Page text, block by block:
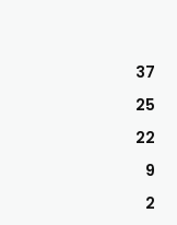
37
25
22
9
2